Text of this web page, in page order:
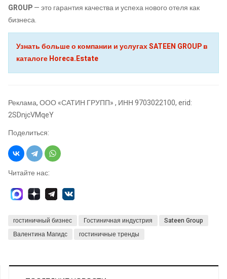
GROUP— это гарантия качества и успеха нового отеля как
бизнеса.
Узнать больше о компании и услугах SATEEN GROUP в
каталоге Horeca.Estate
Реклама, ООО «САТИН ГРУПП» , ИНН 9703022100, erid:
2SDnjcVMqeY
Поделиться:
Читайте нас:
гостиничный бизнес Гостиничная индустрия
Sateen Group
Валентина Магидс
гостиничные тренды